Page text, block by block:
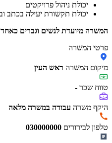
יכולת ניהול פרויקטים
יכולת תקשורת יעילה בכתב
המשרה מיועדת לנשים וגברים כאחד
פרטי המשרה
מיקום המשרה ראש העין
טווח שכר -
היקף משרה עבודה במשרה מלאה
טלפון לבירורים 030000000